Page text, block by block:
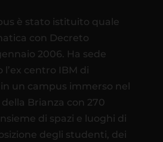
è stato istituito quale
con Decreto
2006. Ha sede
l’ex centro IBM di
in un campus immerso nel
Brianza con 270
di spazi e luoghi di
degli studenti, dei